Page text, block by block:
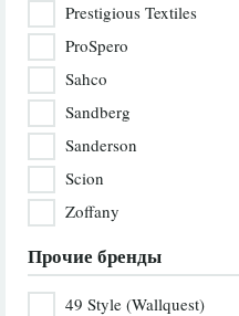
Prestigious Textiles
ProSpero
Sahco
Sandberg
Sanderson
Scion
Zoffany
Прочие бренды
49 Style (Wallquest)